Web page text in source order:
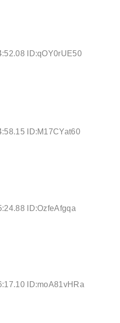
ID:qOY0rUE50
ID:M17CYat60
ID:OzfeAfgqa
ID:moA81vHRa